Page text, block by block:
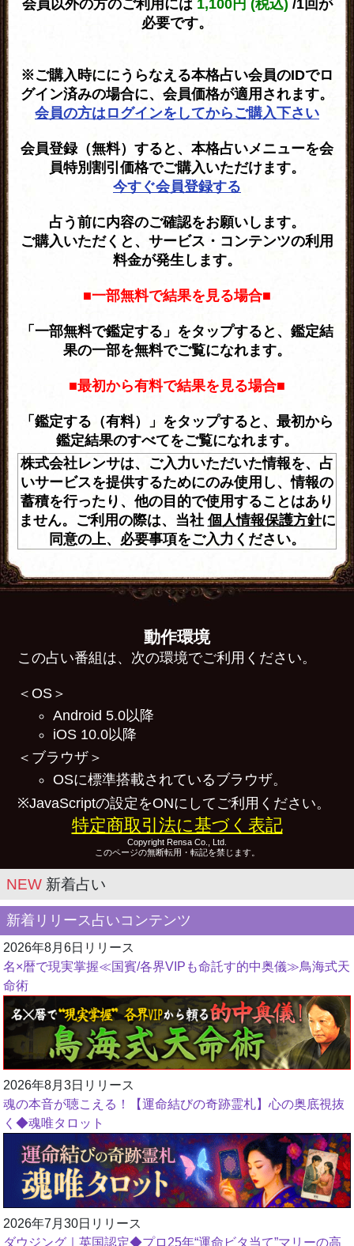
会員以外の方のご利用には 1,100円 (税込) /1回が
必要です。
※ご購入時ににうらなえる本格占い会員のIDでロ
グイン済みの場合に、会員価格が適用されます。
会員の方はログインをしてからご購入下さい
会員登録（無料）すると、本格占いメニューを会
員特別割引価格でご購入いただけます。
今すぐ会員登録する
占う前に内容のご確認をお願いします。
ご購入いただくと、サービス・コンテンツの利用
料金が発生します。
■一部無料で結果を見る場合■
「一部無料で鑑定する」をタップすると、鑑定結
果の一部を無料でご覧になれます。
■最初から有料で結果を見る場合■
「鑑定する（有料）」をタップすると、最初から
鑑定結果のすべてをご覧になれます。
株式会社レンサは、ご入力いただいた情報を、占
いサービスを提供するためにのみ使用し、情報の
蓄積を行ったり、他の目的で使用することはあり
ません。ご利用の際は、当社 個人情報保護方針に
同意の上、必要事項をご入力ください。
動作環境
この占い番組は、次の環境でご利用ください。
＜OS＞
Android 5.0以降
iOS 10.0以降
＜ブラウザ＞
OSに標準搭載されているブラウザ。
※JavaScriptの設定をONにしてご利用ください。
特定商取引法に基づく表記
Copyright Rensa Co., Ltd.
このページの無断転用・転記を禁じます。
NEW 新着占い
新着リリース占いコンテンツ
2026年8月6日リリース
名×暦で現実掌握≪国賓/各界VIPも命託す的中奥儀≫鳥海式天
命術
2026年8月3日リリース
魂の本音が聴こえる！【運命結びの奇跡霊札】心の奥底視抜
く◆魂唯タロット
2026年7月30日リリース
ダウジング｜英国認定◆プロ25年“運命ビタ当て”マリーの高